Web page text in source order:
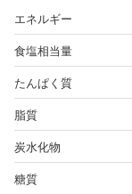
エネルギー
食塩相当量
たんぱく質
脂質
炭水化物
糖質